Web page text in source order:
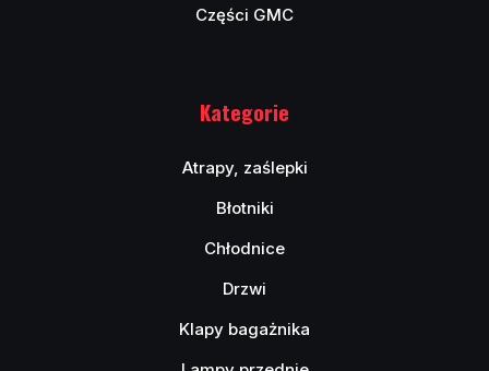
Części GMC
Kategorie
Atrapy, zaślepki
Błotniki
Chłodnice
Drzwi
Klapy bagażnika